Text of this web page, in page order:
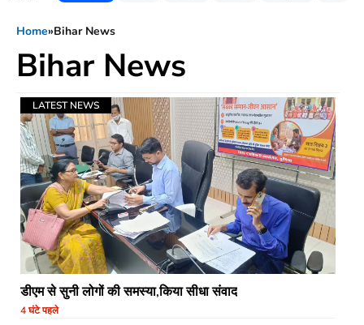
Home»Bihar News
Bihar News
LATEST NEWS
डीएम से सुनी लोगों की समस्या,किया सीधा संवाद
4 घंटे पहले